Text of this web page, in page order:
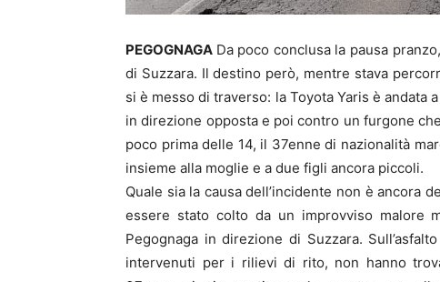
PEGOGNAGA Da poco conclusa la pausa
di Suzzara. Il destino però, mentre stava
si è messo di traverso: la Toyota Yaris è andata
in direzione opposta e poi contro un furgone
poco prima delle 14, il 37enne di nazionalità
insieme alla moglie e a due figli ancora piccoli.
Quale sia la causa dell’incidente non è ancora
essere stato colto da un improvviso malore
Pegognaga in direzione di Suzzara.
intervenuti per i rilievi di rito, non hanno